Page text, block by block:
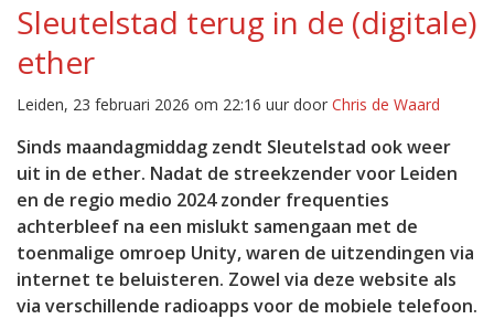
Sleutelstad terug in de (digitale)
ether
Leiden, 23 februari 2026 om 22:16 uur door Chris de Waard
Sinds maandagmiddag zendt Sleutelstad ook weer
uit in de ether. Nadat de streekzender voor Leiden
en de regio medio 2024 zonder frequenties
achterbleef na een mislukt samengaan met de
toenmalige omroep Unity, waren de uitzendingen via
internet te beluisteren. Zowel via deze website als
via verschillende radioapps voor de mobiele telefoon.